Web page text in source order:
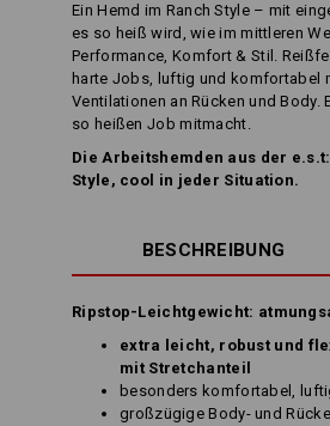
Ein Hemd im Ranch Style – mit
es so heiß wird, wie im mittleren
Performance, Komfort & Stil.
harte Jobs, luftig und komfortabel
Ventilationen an Rücken und Body.
so heißen Job mitmacht.
Die Arbeitshemden aus der
Style, cool in jeder Situation.
BESCHREIBUNG
Ripstop-Leichtgewicht:
extra leicht, robust und
mit Stretchanteil
besonders komfortabel,
großzügige Body- und